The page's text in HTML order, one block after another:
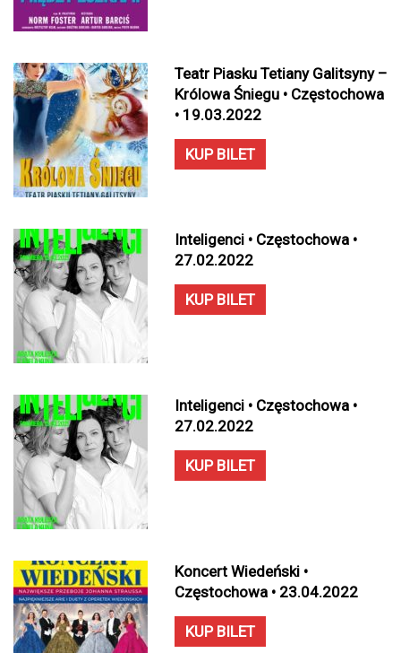
Teatr Piasku Tetiany Galitsyny –
Królowa Śniegu • Częstochowa
• 19.03.2022
KUP BILET
Inteligenci • Częstochowa •
27.02.2022
KUP BILET
Inteligenci • Częstochowa •
27.02.2022
KUP BILET
Koncert Wiedeński •
Częstochowa • 23.04.2022
KUP BILET